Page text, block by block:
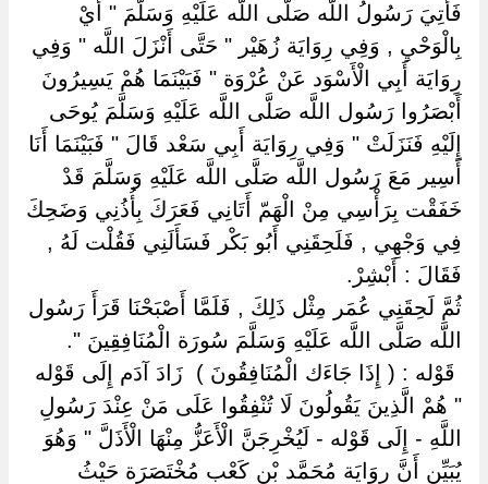
فَأُتِيَ رَسُولُ اللَّه صَلَّى اللَّه عَلَيْهِ وَسَلَّمَ " أَيْ
بِالْوَحْيِ , وَفِي رِوَايَة زُهَيْر " حَتَّى أَنْزَلَ اللَّه " وَفِي
رِوَايَة أَبِي الْأَسْوَد عَنْ عُرْوَة " فَبَيْنَمَا هُمْ يَسِيرُونَ
أَبْصَرُوا رَسُول اللَّه صَلَّى اللَّه عَلَيْهِ وَسَلَّمَ يُوحَى
إِلَيْهِ فَنَزَلَتْ " وَفِي رِوَايَة أَبِي سَعْد قَالَ " فَبَيْنَمَا أَنَا
أَسِير مَعَ رَسُول اللَّه صَلَّى اللَّه عَلَيْهِ وَسَلَّمَ قَدْ
خَفَقْت بِرَأْسِي مِنْ الْهَمّ أَتَانِي فَعَرَكَ بِأُذُنِي وَضَحِكَ
فِي وَجْهِي , فَلَحِقَنِي أَبُو بَكْر فَسَأَلَنِي فَقُلْت لَهُ ,
فَقَالَ : أَبْشِرْ.
ثُمَّ لَحِقَنِي عُمَر مِثْل ذَلِكَ , فَلَمَّا أَصْبَحْنَا قَرَأَ رَسُول
اللَّه صَلَّى اللَّه عَلَيْهِ وَسَلَّمَ سُورَة الْمُنَافِقِينَ ".
‏ ‏قَوْله : ( إِذَا جَاءَك الْمُنَافِقُونَ ) ‏ ‏زَادَ آدَم إِلَى قَوْله
" هُمْ الَّذِينَ يَقُولُونَ لَا تُنْفِقُوا عَلَى مَنْ عِنْدَ رَسُولِ
اللَّهِ - إِلَى قَوْله - لَيُخْرِجَنَّ الْأَعَزُّ مِنْهَا الْأَذَلَّ " وَهُوَ
يُبَيِّن أَنَّ رِوَايَة مُحَمَّد بْن كَعْب مُخْتَصَرَة حَيْثُ